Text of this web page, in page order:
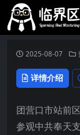
2025-08-07
详情介绍
团营口市站前
参观中共奉天